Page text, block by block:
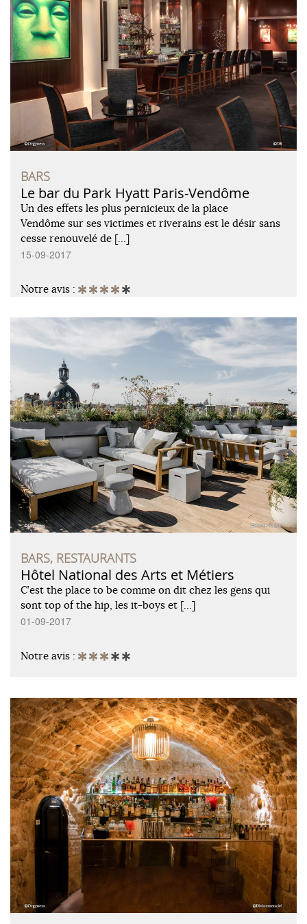
BARS
Le bar du Park Hyatt Paris-Vendôme
Un des effets les plus pernicieux de la place
Vendôme sur ses victimes et riverains est le désir sans
cesse renouvelé de […]
15-09-2017
Notre avis :
BARS, RESTAURANTS
Hôtel National des Arts et Métiers
C’est the place to be comme on dit chez les gens qui
sont top of the hip, les it-boys et […]
01-09-2017
Notre avis :